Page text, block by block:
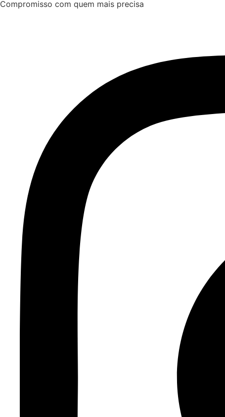
Compromisso com quem mais precisa